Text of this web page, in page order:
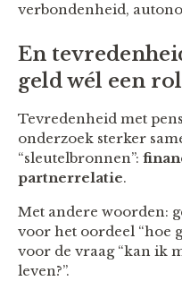
verbondenheid,
En
geld wél een rol
Tevredenheid met
onderzoek sterker
“sleutelbronnen”:
partnerrelatie.
Met andere woorden:
voor het oordeel “hoe
voor de vraag “kan ik
leven?”.